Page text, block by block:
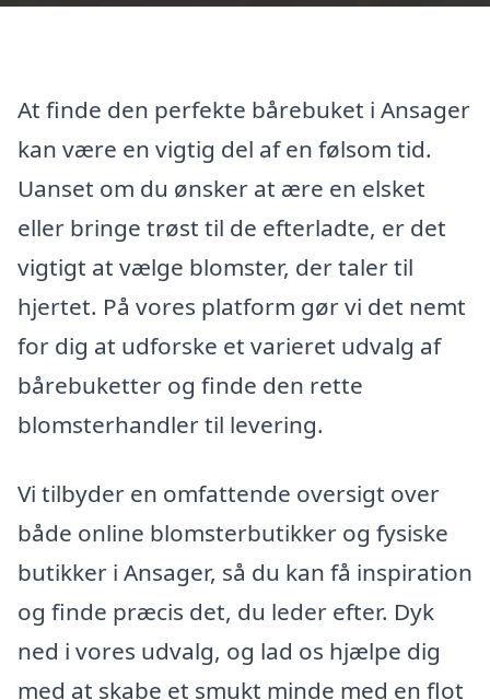
At finde den perfekte bårebuket i Ansager
kan være en vigtig del af en følsom tid.
Uanset om du ønsker at ære en elsket
eller bringe trøst til de efterladte, er det
vigtigt at vælge blomster, der taler til
hjertet. På vores platform gør vi det nemt
for dig at udforske et varieret udvalg af
bårebuketter og finde den rette
blomsterhandler til levering.
Vi tilbyder en omfattende oversigt over
både online blomsterbutikker og fysiske
butikker i Ansager, så du kan få inspiration
og finde præcis det, du leder efter. Dyk
ned i vores udvalg, og lad os hjælpe dig
med at skabe et smukt minde med en flot